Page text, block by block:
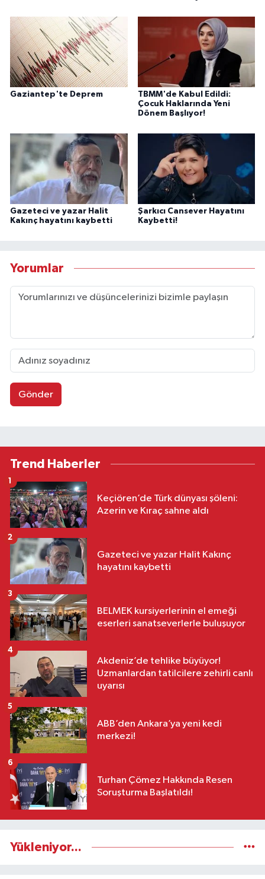
Gaziantep'te Deprem
TBMM'de Kabul Edildi:
Çocuk Haklarında Yeni
Dönem Başlıyor!
Gazeteci ve yazar Halit
Kakınç hayatını kaybetti
Şarkıcı Cansever Hayatını
Kaybetti!
Yorumlar
Gönder
Trend Haberler
Keçiören’de Türk dünyası şöleni:
Azerin ve Kıraç sahne aldı
1
Gazeteci ve yazar Halit Kakınç
hayatını kaybetti
2
BELMEK kursiyerlerinin el emeği
eserleri sanatseverlerle buluşuyor
3
Akdeniz’de tehlike büyüyor!
Uzmanlardan tatilcilere zehirli canlı
uyarısı
4
ABB’den Ankara’ya yeni kedi
merkezi!
5
Turhan Çömez Hakkında Resen
Soruşturma Başlatıldı!
6
Yükleniyor...